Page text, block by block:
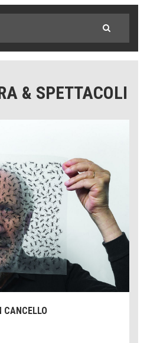
& SPETTACOLI
CANCELLO